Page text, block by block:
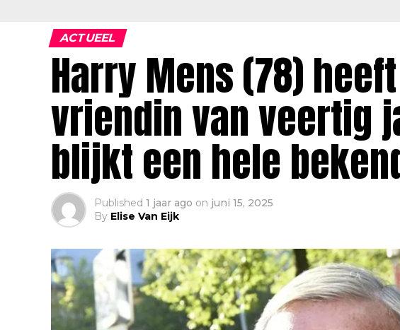
ACTUEEL
Harry Mens (78)
vriendin van veertig
blijkt een hele
Published 1 jaar ago on juni 15, 2025
By Elise Van Eijk